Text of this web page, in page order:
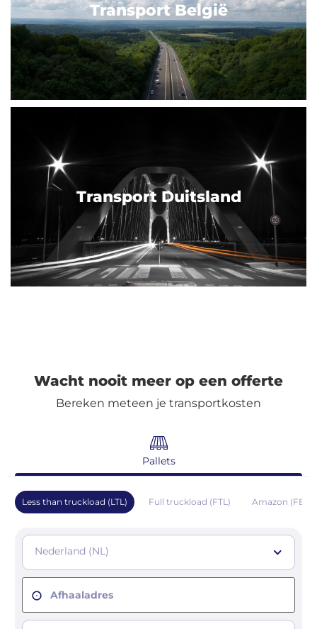
Transport België
Transport Duitsland
Wacht nooit meer op een offerte
Bereken meteen je transportkosten
Pallets
Less than truckload (LTL) Full truckload (FTL) Amazon (FBA)
Nederland (NL)
Afhaaladres